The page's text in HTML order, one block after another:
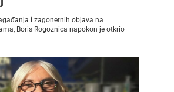
i zagonetnih objava na
Boris Rogoznica napokon je otkrio